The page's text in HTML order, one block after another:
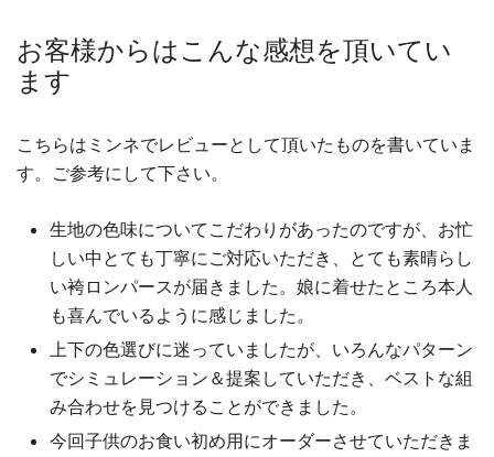
お客様からはこんな感想を頂いてい
ます
こちらはミンネでレビューとして頂いたものを書いていま
す。ご参考にして下さい。
生地の色味についてこだわりがあったのですが、お忙
しい中とても丁寧にご対応いただき、とても素晴らし
い袴ロンパースが届きました。娘に着せたところ本人
も喜んでいるように感じました。
上下の色選びに迷っていましたが、いろんなパターン
でシミュレーション＆提案していただき、ベストな組
み合わせを見つけることができました。
今回子供のお食い初め用にオーダーさせていただきま